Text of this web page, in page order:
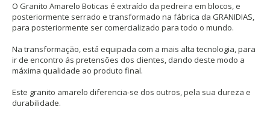
O Granito Amarelo Boticas é extraído da pedreira em blocos, e
posteriormente serrado e transformado na fábrica da GRANIDIAS,
para posteriormente ser comercializado para todo o mundo.
Na transformação, está equipada com a mais alta tecnologia, para
ir de encontro ás pretensões dos clientes, dando deste modo a
máxima qualidade ao produto final.
Este granito amarelo diferencia-se dos outros, pela sua dureza e
durabilidade.